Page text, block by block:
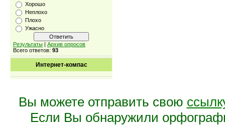
Хорошо
Неплохо
Плохо
Ужасно
Результаты | Архив опросов
Всего ответов: 93
Интернет-компас
Вы можете отправить свою
Если Вы обнаружили